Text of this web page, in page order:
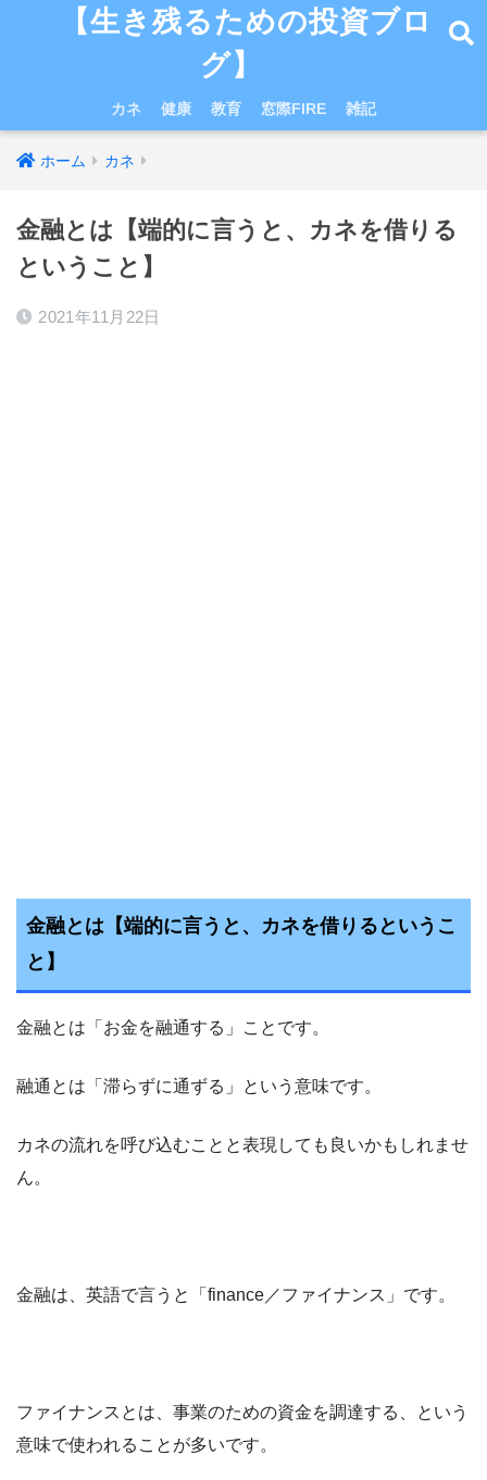
【生き残るための投資ブロ
グ】
カネ 健康 教育 窓際FIRE 雑記
ホーム カネ
金融とは【端的に言うと、カネを借りる
ということ】
2021年11月22日
金融とは【端的に言うと、カネを借りるというこ
と】
金融とは「お金を融通する」ことです。
融通とは「滞らずに通ずる」という意味です。
カネの流れを呼び込むことと表現しても良いかもしれませ
ん。
金融は、英語で言うと「finance／ファイナンス」です。
ファイナンスとは、事業のための資金を調達する、という
意味で使われることが多いです。